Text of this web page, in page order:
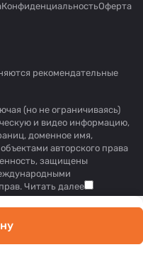
КонфиденциальностьОферта
рекомендательные
(но не ограничиваясь)
и видео информацию,
доменное имя,
авторского права
защищены
Читать далее